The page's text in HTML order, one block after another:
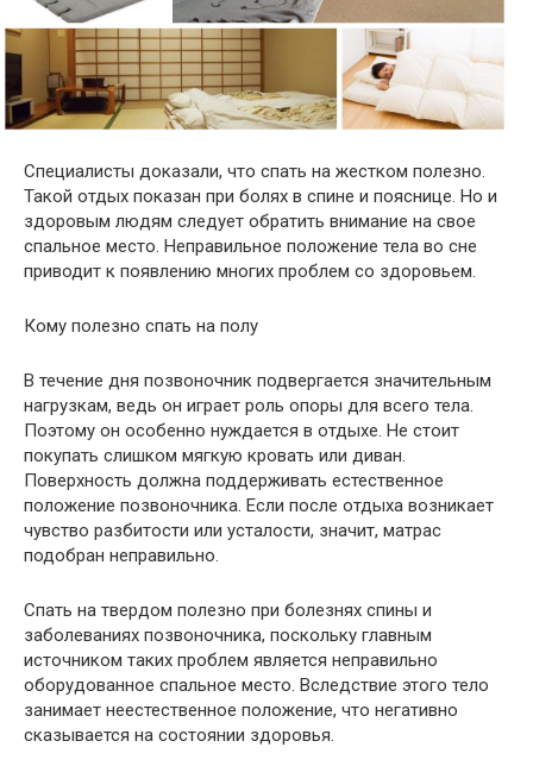
Специалисты доказали, что спать на жестком полезно.
Такой отдых показан при болях в спине и пояснице. Но и
здоровым людям следует обратить внимание на свое
спальное место. Неправильное положение тела во сне
приводит к появлению многих проблем со здоровьем.
Кому полезно спать на полу
В течение дня позвоночник подвергается значительным
нагрузкам, ведь он играет роль опоры для всего тела.
Поэтому он особенно нуждается в отдыхе. Не стоит
покупать слишком мягкую кровать или диван.
Поверхность должна поддерживать естественное
положение позвоночника. Если после отдыха возникает
чувство разбитости или усталости, значит, матрас
подобран неправильно.
Спать на твердом полезно при болезнях спины и
заболеваниях позвоночника, поскольку главным
источником таких проблем является неправильно
оборудованное спальное место. Вследствие этого тело
занимает неестественное положение, что негативно
сказывается на состоянии здоровья.